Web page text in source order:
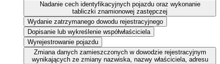
Nadanie cech identyfikacyjnych pojazdu oraz wykonanie
tabliczki znamionowej zastępczej
Wydanie zatrzymanego dowodu rejestracyjnego
Dopisanie lub wykreślenie współwłaściciela
Wyrejestrowanie pojazdu
Zmiana danych zamieszczonych w dowodzie rejestracyjnym
wynikających ze zmiany nazwiska, nazwy właściciela, adresu